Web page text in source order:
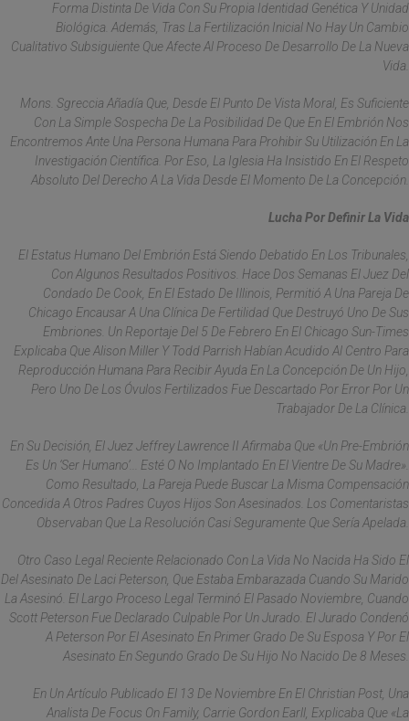
Forma Distinta De Vida Con Su Propia Identidad Genética Y Unidad
Biológica. Además, Tras La Fertilización Inicial No Hay Un Cambio
Cualitativo Subsiguiente Que Afecte Al Proceso De Desarrollo De La Nueva
Vida.
Mons. Sgreccia Añadía Que, Desde El Punto De Vista Moral, Es Suficiente
Con La Simple Sospecha De La Posibilidad De Que En El Embrión Nos
Encontremos Ante Una Persona Humana Para Prohibir Su Utilización En La
Investigación Científica. Por Eso, La Iglesia Ha Insistido En El Respeto
Absoluto Del Derecho A La Vida Desde El Momento De La Concepción.
Lucha Por Definir La Vida
El Estatus Humano Del Embrión Está Siendo Debatido En Los Tribunales,
Con Algunos Resultados Positivos. Hace Dos Semanas El Juez Del
Condado De Cook, En El Estado De Illinois, Permitió A Una Pareja De
Chicago Encausar A Una Clínica De Fertilidad Que Destruyó Uno De Sus
Embriones. Un Reportaje Del 5 De Febrero En El Chicago Sun-Times
Explicaba Que Alison Miller Y Todd Parrish Habían Acudido Al Centro Para
Reproducción Humana Para Recibir Ayuda En La Concepción De Un Hijo,
Pero Uno De Los Óvulos Fertilizados Fue Descartado Por Error Por Un
Trabajador De La Clínica.
En Su Decisión, El Juez Jeffrey Lawrence II Afirmaba Que «un Pre-Embrión
Es Un ‘ser Humano’... Esté O No Implantado En El Vientre De Su Madre».
Como Resultado, La Pareja Puede Buscar La Misma Compensación
Concedida A Otros Padres Cuyos Hijos Son Asesinados. Los Comentaristas
Observaban Que La Resolución Casi Seguramente Que Sería Apelada.
Otro Caso Legal Reciente Relacionado Con La Vida No Nacida Ha Sido El
Del Asesinato De Laci Peterson, Que Estaba Embarazada Cuando Su Marido
La Asesinó. El Largo Proceso Legal Terminó El Pasado Noviembre, Cuando
Scott Peterson Fue Declarado Culpable Por Un Jurado. El Jurado Condenó
A Peterson Por El Asesinato En Primer Grado De Su Esposa Y Por El
Asesinato En Segundo Grado De Su Hijo No Nacido De 8 Meses.
En Un Artículo Publicado El 13 De Noviembre En El Christian Post, Una
Analista De Focus On Family, Carrie Gordon Earll, Explicaba Que «la